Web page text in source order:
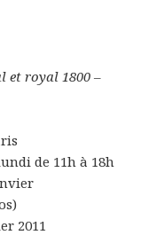
et royal 1800 –
de 11h à 18h
2011